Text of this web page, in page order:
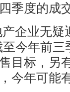
季度的成
企业无疑
今年前
目标，另
今年可能